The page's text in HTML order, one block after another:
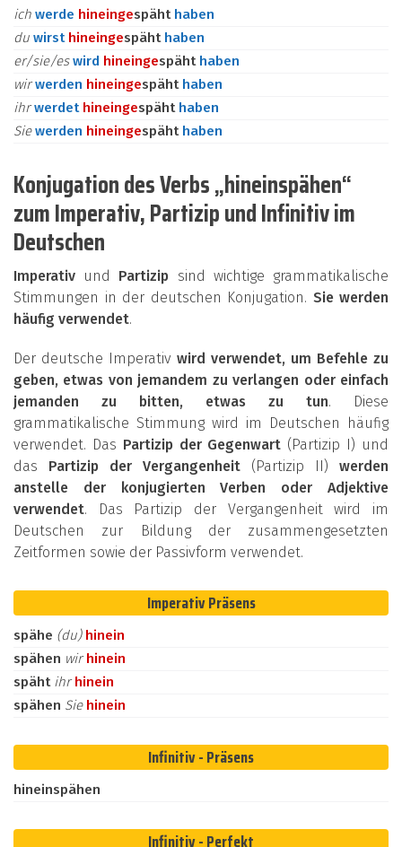
ich werde hineingespäht haben
du wirst hineingespäht haben
er/sie/eswird hineingespäht haben
wirwerden hineingespäht haben
ihrwerdet hineingespäht haben
Siewerden hineingespäht haben
Konjugation des Verbs „hineinspähen“
zum Imperativ, Partizip und Infinitiv im
Deutschen
Imperativ und Partizip sind wichtige grammatikalische
Stimmungen in der deutschen Konjugation. Sie werden
häufig verwendet.
Der deutsche Imperativ wird verwendet, um Befehle zu
geben, etwas von jemandem zu verlangen oder einfach
jemanden zu bitten, etwas zu tun. Diese
grammatikalische Stimmung wird im Deutschen häufig
verwendet. Das Partizip der Gegenwart (Partizip I) und
das Partizip der Vergangenheit (Partizip II) werden
anstelle der konjugierten Verben oder Adjektive
verwendet. Das Partizip der Vergangenheit wird im
Deutschen zur Bildung der zusammengesetzten
Zeitformen sowie der Passivform verwendet.
Imperativ Präsens
spähe (du) hinein
spähen wirhinein
späht ihrhinein
spähen Sie hinein
Infinitiv - Präsens
hineinspähen
Infinitiv - Perfekt